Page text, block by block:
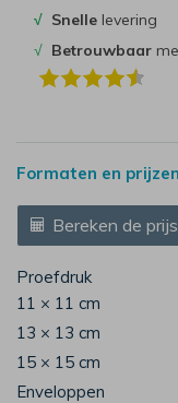
√ Snelle levering
√ Betrouwbaar
Formaten en prijzen
Bereken de
Proefdruk
11 × 11 cm
13 × 13 cm
15 × 15 cm
Enveloppen